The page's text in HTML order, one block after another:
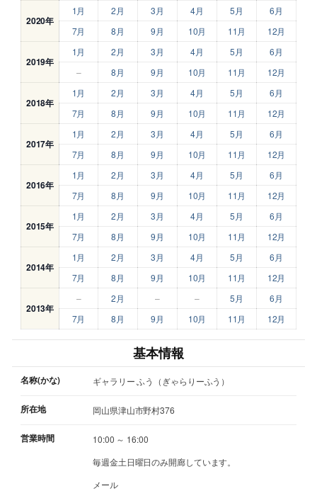
2020年
1月 2月 3月 4月 5月
6月
7月
8月 9月 10月 11月 12月
2019年
1月 2月 3月 4月 5月
6月
–
8月 9月 10月 11月 12月
2018年
1月 2月 3月 4月 5月
6月
7月
8月 9月 10月 11月 12月
2017年
1月 2月 3月 4月 5月
6月
7月
8月 9月 10月 11月 12月
2016年
1月 2月 3月 4月 5月
6月
7月
8月 9月 10月 11月 12月
2015年
1月 2月 3月 4月 5月
6月
7月
8月 9月 10月 11月 12月
2014年
1月 2月 3月 4月 5月
6月
7月
8月 9月 10月 11月 12月
2013年
– 2月 – – 5月
6月
7月
8月 9月 10月 11月 12月
基本情報
名称(かな) ギャラリー ふう（ぎゃらりーふう）
所在地 岡山県津山市野村376
営業時間
10:00 ～ 16:00
毎週金土日曜日のみ開廊しています。
メール